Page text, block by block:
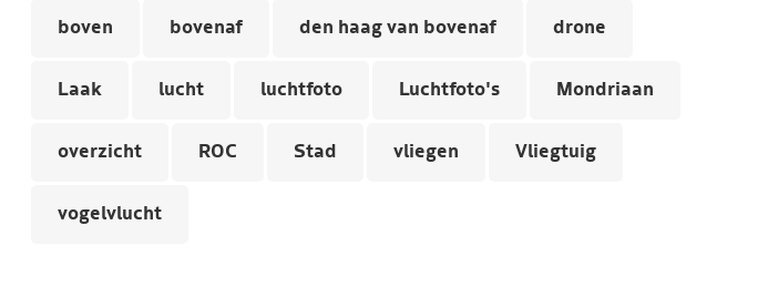
boven bovenaf den haag van bovenaf drone
Laak lucht luchtfoto Luchtfoto's Mondriaan
overzicht ROC Stad vliegen Vliegtuig
vogelvlucht